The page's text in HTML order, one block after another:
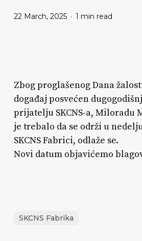
22 March, 2025 1 min read
Zbog proglašenog Dana
događaj posvećen
prijatelju SKCNS-a, Miloradu
je trebalo da se održi u
SKCNS Fabrici, odlaže se.
Novi datum objavićemo
SKCNS Fabrika